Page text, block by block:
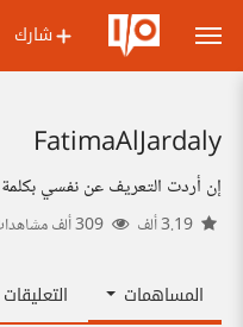
شارك
FatimaAlJardaly
إن أردت التعريف عن نفسي بكلمة
المساهمات التعليقات